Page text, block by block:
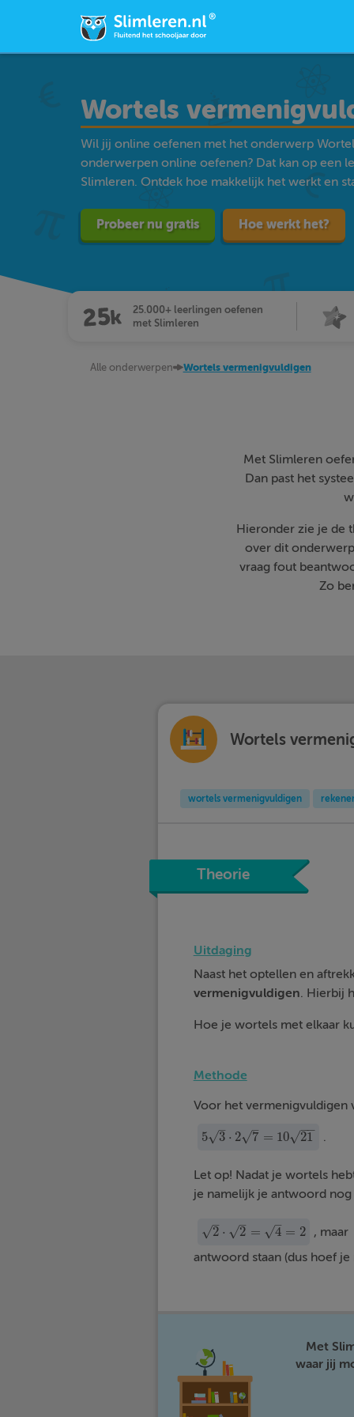
Wortels
Wil jij online oefenen met het onderwerp
onderwerpen online oefenen? Dat kan op een
Slimleren. Ontdek hoe makkelijk het werkt en
Probeer nu gratis Hoe werkt het?
25.000+ leerlingen oefenen
met Slimleren
Alle onderwerpen Wortels vermenigvuldigen
Met Slimleren
Dan past het
Hieronder zie je de
over dit
vraag fout
Zo
Wortels
wortels vermenigvuldigen
Theorie
Uitdaging
Naast het optellen en
vermenigvuldigen. Hierbij
Hoe je wortels met elkaar
Methode
Voor het vermenigvuldigen
5 3
–
√ ⋅ 2 7
–
√ = 10 21
−−
√
5 3·27= 1021 .
Let op! Nadat je wortels
je namelijk je antwoord
2
–
√ ⋅ 2
–
√ = 4
–
√ = 2
2·2 =4 =2 , maar
antwoord staan (dus hoef
Met
waar jij